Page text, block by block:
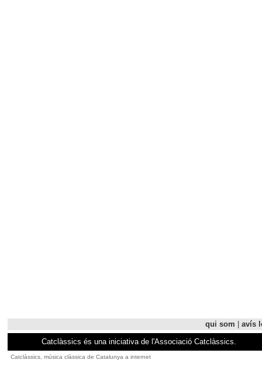
qui som
avís
Catclàssics és una iniciativa de l'Associació Catclàssics.
Catclàssics, música clàssica de Catalunya a internet